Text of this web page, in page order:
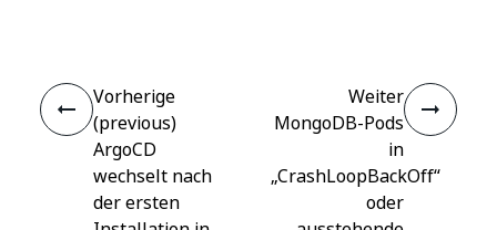
Vorherige
(previous)
ArgoCD
wechselt nach
der ersten
Weiter
MongoDB-Pods
in
„CrashLoopBackOff“
oder